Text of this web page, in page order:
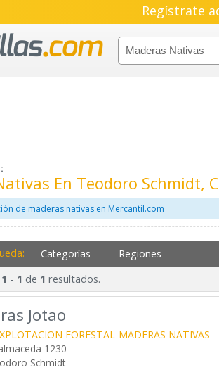
Regístrate
En Teodoro Schmidt,
de maderas nativas en Mercantil.com
Categorías Regiones
1 - 1 de 1 resultados.
Jotao
FORESTAL MADERAS NATIVAS
1230
Schmidt